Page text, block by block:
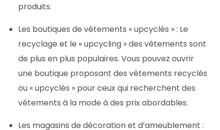
produits.
Les boutiques de vêtements « upcyclés » : Le
recyclage et le « upcycling » des vêtements sont
de plus en plus populaires. Vous pouvez ouvrir
une boutique proposant des vêtements recyclés
ou « upcyclés » pour ceux qui recherchent des
vêtements à la mode à des prix abordables.
Les magasins de décoration et d’ameublement :